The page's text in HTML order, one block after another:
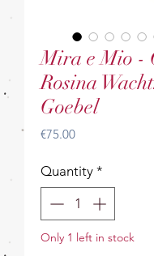
Mira e Mio -
Rosina
Goebel
€75.00Price
Quantity *
Only 1 left in stock